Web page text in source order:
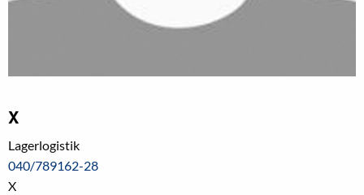
X
Lagerlogistik
040/789162-28
X